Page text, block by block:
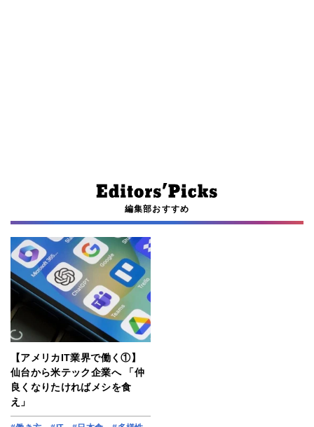
編集部おすすめ
【アメリカIT業界で働く①】
仙台から米テック企業へ 「仲
良くなりたければメシを食
え」